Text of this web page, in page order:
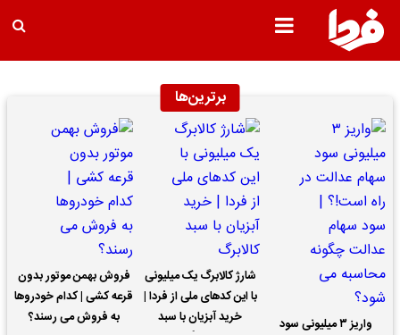
برترین‌ها
واریز ۳ میلیونی سود
شارژ کالابرگ یک میلیونی
با این کدهای ملی از فردا |
خرید آبزیان با سبد
فروش بهمن موتور بدون
قرعه کشی | کدام خودروها
به فروش می رسند؟